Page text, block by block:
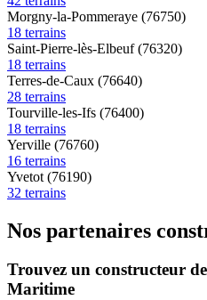
Morgny-la-Pommeraye (76750)
18 terrains
Saint-Pierre-lès-Elbeuf (76320)
18 terrains
Terres-de-Caux (76640)
28 terrains
Tourville-les-Ifs (76400)
18 terrains
Yerville (76760)
16 terrains
Yvetot (76190)
32 terrains
Nos partenaires
Trouvez un constructeur
Maritime